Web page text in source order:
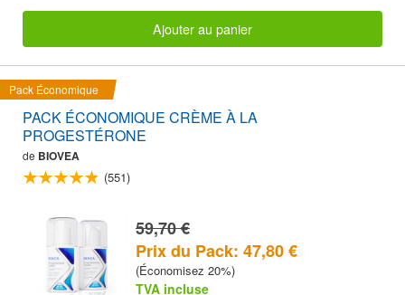
Ajouter au panier
Pack Économique
PACK ÉCONOMIQUE CRÈME À LA
PROGESTÉRONE
de BIOVEA
(551)
59,70 €
Prix du Pack: 47,80 €
(Économisez 20%)
TVA incluse